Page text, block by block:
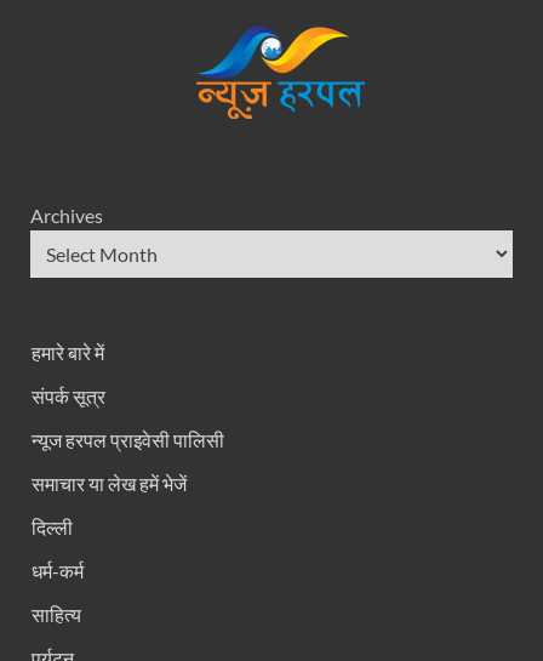
Archives
हमारे बारे में
संपर्क सूत्र
न्यूज हरपल प्राइवेसी पालिसी
समाचार या लेख हमें भेजें
दिल्ली
धर्म-कर्म
साहित्य